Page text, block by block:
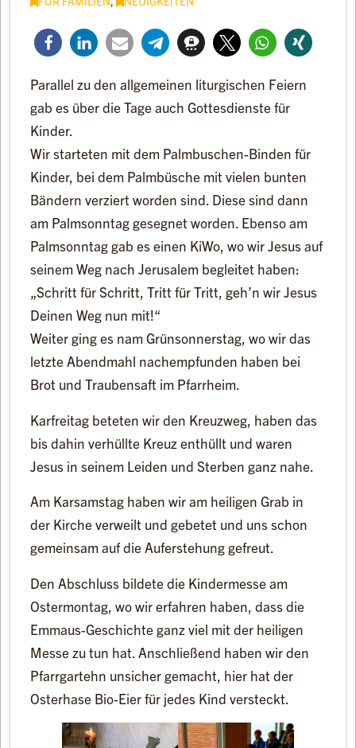
Parallel zu den allgemeinen liturgischen Feiern
gab es über die Tage auch Gottesdienste für
Kinder.
Wir starteten mit dem Palmbuschen-Binden für
Kinder, bei dem Palmbüsche mit vielen bunten
Bändern verziert worden sind. Diese sind dann
am Palmsonntag gesegnet worden. Ebenso am
Palmsonntag gab es einen KiWo, wo wir Jesus auf
seinem Weg nach Jerusalem begleitet haben:
„Schritt für Schritt, Tritt für Tritt, geh’n wir Jesus
Deinen Weg nun mit!“
Weiter ging es nam Grünsonnerstag, wo wir das
letzte Abendmahl nachempfunden haben bei
Brot und Traubensaft im Pfarrheim.
Karfreitag beteten wir den Kreuzweg, haben das
bis dahin verhüllte Kreuz enthüllt und waren
Jesus in seinem Leiden und Sterben ganz nahe.
Am Karsamstag haben wir am heiligen Grab in
der Kirche verweilt und gebetet und uns schon
gemeinsam auf die Auferstehung gefreut.
Den Abschluss bildete die Kindermesse am
Ostermontag, wo wir erfahren haben, dass die
Emmaus-Geschichte ganz viel mit der heiligen
Messe zu tun hat. Anschließend haben wir den
Pfarrgartehn unsicher gemacht, hier hat der
Osterhase Bio-Eier für jedes Kind versteckt.